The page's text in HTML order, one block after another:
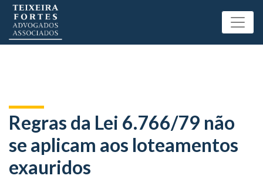
Regras da Lei 6.766/79 não
se aplicam aos loteamentos
exauridos